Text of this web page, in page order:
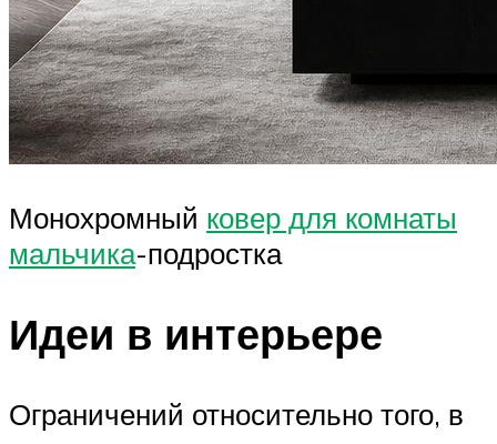
Монохромный ковер для комнаты
мальчика-подростка
Идеи в интерьере
Ограничений относительно того, в